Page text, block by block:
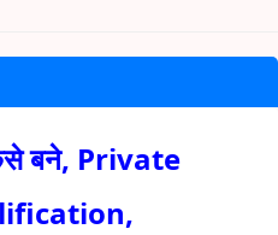
बने, Private